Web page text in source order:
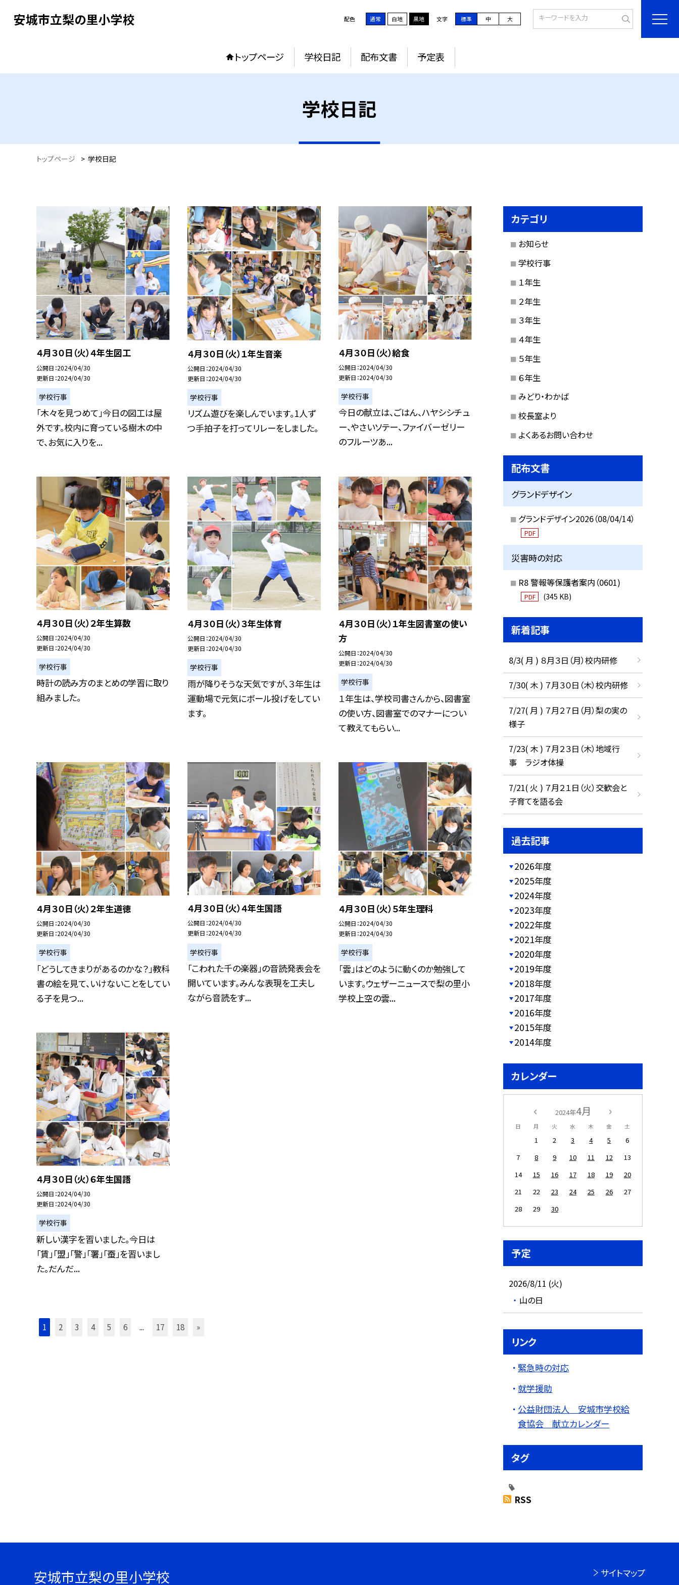
安城市立梨の里小学校 配色 通常 白地 黒地 文字 標準 中 大
トップページ 学校日記 配布文書 予定表
学校日記
トップページ > 学校日記
４月３０日（火）４年生図工
公開日 2024/04/30
更新日 2024/04/30
学校行事
「木々を見つめて」今日の図工は屋
外です。校内に育っている樹木の中
で、お気に入りを...
４月３０日（火）１年生音楽
公開日 2024/04/30
更新日 2024/04/30
学校行事
リズム遊びを楽しんでいます。1人ず
つ手拍子を打ってリレーをしました。
４月３０日（火）給食
公開日 2024/04/30
更新日 2024/04/30
学校行事
今日の献立は、ごはん、ハヤシシチュ
ー、やさいソテー、ファイバーゼリー
のフルーツあ...
４月３０日（火）２年生算数
公開日 2024/04/30
更新日 2024/04/30
学校行事
時計の読み方のまとめの学習に取り
組みました。
４月３０日（火）３年生体育
公開日 2024/04/30
更新日 2024/04/30
学校行事
雨が降りそうな天気ですが、３年生は
運動場で元気にボール投げをしてい
ます。
４月３０日（火）１年生図書室の使い
方
公開日 2024/04/30
更新日 2024/04/30
学校行事
１年生は、学校司書さんから、図書室
の使い方、図書室でのマナーについ
て教えてもらい...
４月３０日（火）２年生道徳
公開日 2024/04/30
更新日 2024/04/30
学校行事
「どうしてきまりがあるのかな？」教科
書の絵を見て、いけないことをしてい
る子を見つ...
４月３０日（火）４年生国語
公開日 2024/04/30
更新日 2024/04/30
学校行事
「こわれた千の楽器」の音読発表会を
開いています。みんな表現を工夫し
ながら音読をす...
４月３０日（火）５年生理科
公開日 2024/04/30
更新日 2024/04/30
学校行事
「雲」はどのように動くのか勉強して
います。ウェザーニュースで梨の里小
学校上空の雲...
４月３０日（火）６年生国語
公開日 2024/04/30
更新日 2024/04/30
学校行事
新しい漢字を習いました。今日は
「賃」「盟」「警」「署」「蚕」を習いまし
た。だんだ...
1 2 3 4 5 6 ... 17 18 »
カテゴリ
お知らせ
学校行事
１年生
２年生
３年生
４年生
５年生
６年生
みどり・わかば
校長室より
よくあるお問い合わせ
配布文書
グランドデザイン
グランドデザイン2026（08/04/14）
PDF
災害時の対応
R8 警報等保護者案内（0601)
PDF (345 KB)
新着記事
8/3( 月 ) ８月３日（月）校内研修
7/30( 木 ) ７月３０日（木）校内研修
7/27( 月 ) ７月２７日（月）梨の実の
様子
7/23( 木 ) ７月２３日（木）地域行
事 ラジオ体操
7/21( 火 ) ７月２１日（火）交歓会と
子育てを語る会
過去記事
2026年度
2025年度
2024年度
2023年度
2022年度
2021年度
2020年度
2019年度
2018年度
2017年度
2016年度
2015年度
2014年度
カレンダー
2024年4月
日 月 火 水 木 金 土
1 2 3 4 5
6
7
8 9 10 11 12
13
14
15 16 17 18 19
20
21
22 23 24 25 26
27
28
29 30
予定
2026/8/11 (火)
山の日
リンク
緊急時の対応
就学援助
公益財団法人 安城市学校給
食協会 献立カレンダー
タグ
RSS
安城市立梨の里小学校 サイトマップ